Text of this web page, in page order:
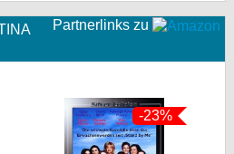
Partnerlinks zu
-23%